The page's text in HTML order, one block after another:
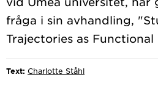
fråga i sin avhandling,
Text: Charlotte Ståhl